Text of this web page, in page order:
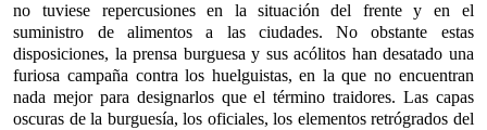
no tuviese repercusiones en la situación del frente y en el
suministro de alimentos a las ciudades. No obstante estas
disposiciones, la prensa burguesa y sus acólitos han desatado una
furiosa campaña contra los huelguistas, en la que no encuentran
nada mejor para designarlos que el término traidores. Las capas
oscuras de la burguesía, los oficiales, los elementos retrógrados del